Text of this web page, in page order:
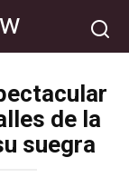
de la
suegra